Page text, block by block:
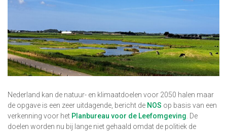
Nederland kan de natuur- en klimaatdoelen voor 2050 halen maar
de opgave is een zeer uitdagende, bericht de NOS op basis van een
verkenning voor het Planbureau voor de Leefomgeving . De
doelen worden nu bij lange niet gehaald omdat de politiek de